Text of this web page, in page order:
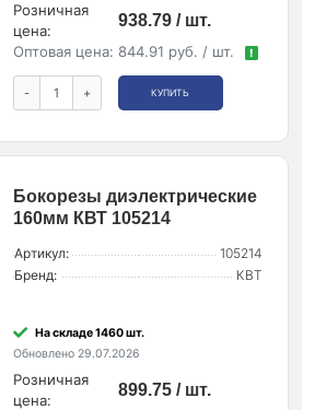
Розничная
цена:
938.79 / шт.
Оптовая цена: 844.91 руб. / шт. !
- + КУПИТЬ
Бокорезы диэлектрические
160мм КВТ 105214
Артикул:
105214
Бренд:
КВТ
На складе 1460 шт.
Обновлено 29.07.2026
Розничная
цена:
899.75 / шт.